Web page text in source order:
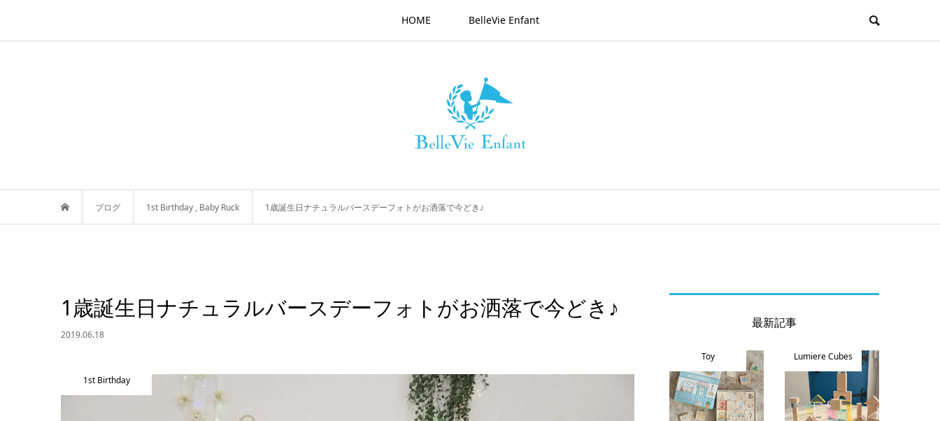
HOME BelleVie Enfant
ブログ 1st Birthday , Baby Ruck 1歳誕生日ナチュラルバースデーフォトがお洒落で今どき♪
1歳誕生日ナチュラルバースデーフォトがお洒落で今どき♪
2019.06.18
1st Birthday
最新記事
Toy Lumiere Cubes